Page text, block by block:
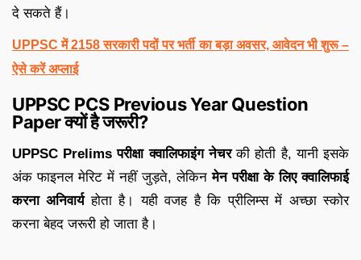
दे सकते हैं।
UPPSC में 2158 सरकारी पदों पर भर्ती का बड़ा अवसर, आवेदन भी शुरू –
ऐसे करें अप्लाई
UPPSC PCS Previous Year Question
Paper क्यों है जरूरी?
UPPSC Prelims परीक्षा क्वालिफाइंग नेचरकी होती है, यानी इसके
अंक फाइनल मेरिट में नहीं जुड़ते, लेकिनमेन परीक्षा के लिए क्वालिफाई
करना अनिवार्यहोता है। यही वजह है कि प्रीलिम्स में अच्छा स्कोर
करना बेहद जरूरी हो जाता है।